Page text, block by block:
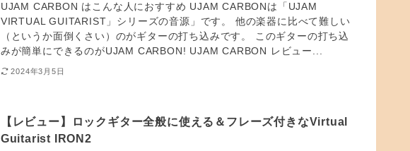
UJAM CARBON はこんな人におすすめ UJAM CARBONは「UJAM
VIRTUAL GUITARIST」シリーズの音源」です。 他の楽器に比べて難しい
（というか面倒くさい）のがギターの打ち込みです。 このギターの打ち込
みが簡単にできるのがUJAM CARBON! UJAM CARBON レビュー...
2024年3月5日
【レビュー】ロックギター全般に使える＆フレーズ付きなVirtual
Guitarist IRON2